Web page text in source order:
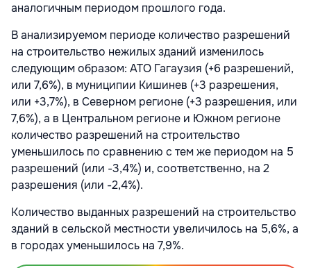
аналогичным периодом прошлого года.
В анализируемом периоде количество разрешений
на строительство нежилых зданий изменилось
следующим образом: АТО Гагаузия (+6 разрешений,
или 7,6%), в муниципии Кишинев (+3 разрешения,
или +3,7%), в Северном регионе (+3 разрешения, или
7,6%), а в Центральном регионе и Южном регионе
количество разрешений на строительство
уменьшилось по сравнению с тем же периодом на 5
разрешений (или -3,4%) и, соответственно, на 2
разрешения (или -2,4%).
Количество выданных разрешений на строительство
зданий в сельской местности увеличилось на 5,6%, а
в городах уменьшилось на 7,9%.